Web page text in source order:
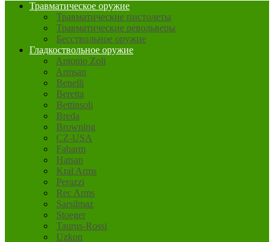
Травматическое оружие
Травматические пистолеты
Травматические револьверы
Бесствольное оружие
Гладкоствольное оружие
Antonio Zoli
Armsan
Benelli
Beretta
Bettinsoli
Breda
Browning
CZ-USA
Fabarm
Hatsan
Kral Arms
Perazzi
Rec Arms
Sarsilmaz
Stoeger
Taurus-Rossi
Uzkon